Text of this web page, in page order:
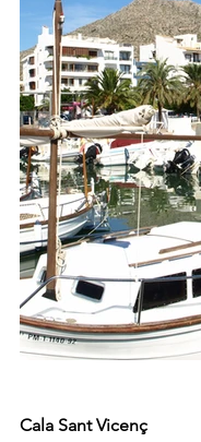
Cala Sant Vicenç